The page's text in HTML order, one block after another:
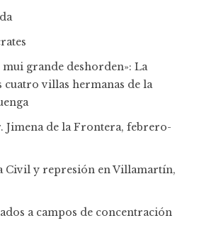
mui grande deshorden»: La
cuatro villas hermanas de la
Jimena de la Frontera, febrero-
Civil y represión en Villamartín,
a campos de concentración